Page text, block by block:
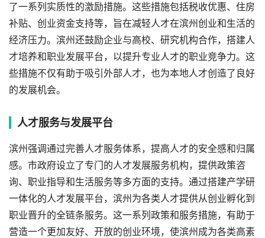
了一系列实质性的激励措施。这些措施包括税收优惠、住房
补贴、创业资金支持等，旨在减轻人才在滨州创业和生活的
经济压力。滨州还鼓励企业与高校、研究机构合作，搭建人
才培养和职业发展平台，以提升专业人才的职业竞争力。这
些措施不仅有助于吸引外部人才，也为本地人才创造了良好
的发展机会。
人才服务与发展平台
滨州强调通过完善人才服务体系，提高人才的安全感和归属
感。市政府设立了专门的人才发展服务机构，提供政策咨
询、职业指导和生活服务等多方面的支持。通过搭建产学研
一体化的人才发展平台，滨州为各类人才提供从创业孵化到
职业晋升的全链条服务。这一系列政策和服务措施，有助于
营造一个更加友好、开放的创业环境，使滨州成为各类高素